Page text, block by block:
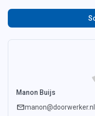
Manon Buijs
mailmanon@doorwerker.nl